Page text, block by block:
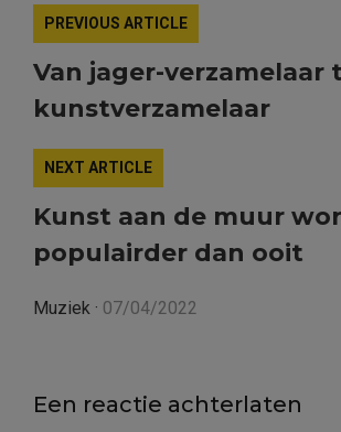
PREVIOUS ARTICLE
Van jager-verzamelaar
kunstverzamelaar
NEXT ARTICLE
Kunst aan de muur
populairder dan ooit
Muziek · 07/04/2022
Een reactie achterlaten